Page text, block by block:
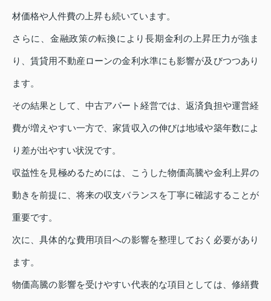
材価格や人件費の上昇も続いています。
さらに、金融政策の転換により長期金利の上昇圧力が強ま
り、賃貸用不動産ローンの金利水準にも影響が及びつつあり
ます。
その結果として、中古アパート経営では、返済負担や運営経
費が増えやすい一方で、家賃収入の伸びは地域や築年数によ
り差が出やすい状況です。
収益性を見極めるためには、こうした物価高騰や金利上昇の
動きを前提に、将来の収支バランスを丁寧に確認することが
重要です。
次に、具体的な費用項目への影響を整理しておく必要があり
ます。
物価高騰の影響を受けやすい代表的な項目としては、修繕費